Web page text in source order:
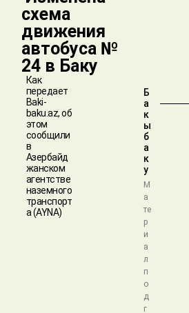
схема
движения
автобуса №
24 в Баку
Как
передает
Baki-
baku.az, об
этом
сообщили
в
Азербайд
жанском
агентстве
наземного
транспорт
а (AYNA)
Б
а
к
ы
б
а
к
у
М
а
те
р
и
а
л
п
о
д
г